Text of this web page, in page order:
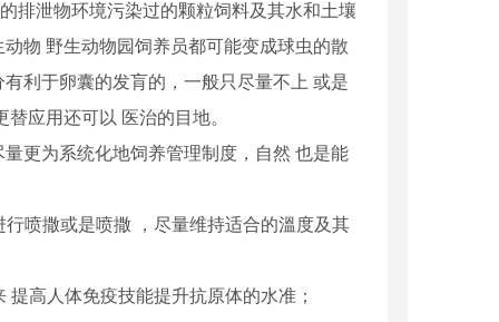
排泄物环境污染过的颗粒饲料及其水和土壤
物 野生动物园饲养员都可能变成球虫的散
利于卵囊的发肓的，一般只尽量不上 或是
应用还可以 医治的目地。
为系统化地饲养管理制度，自然 也是能
喷撒或是喷撒 ，尽量维持适合的溫度及其
高人体免疫技能提升抗原体的水准；